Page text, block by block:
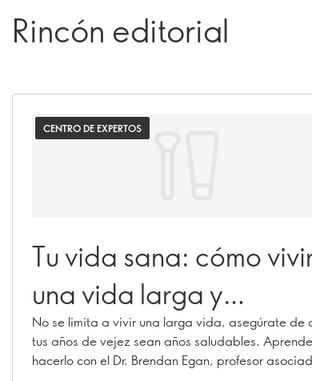
Rincón editorial
CENTRO DE EXPERTOS
Tu vida sana: cómo
una vida larga y
saludable
No se limita a vivir una larga vida, asegúrate de
tus años de vejez sean años saludables.
hacerlo con el Dr. Brendan Egan, profesor